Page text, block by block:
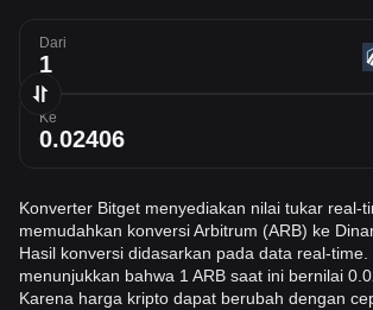
Dari
Ke
Konverter Bitget menyediakan nilai tukar real-
memudahkan konversi Arbitrum (ARB) ke
Hasil konversi didasarkan pada data real-
menunjukkan bahwa 1 ARB saat ini bernilai
Karena harga kripto dapat berubah dengan